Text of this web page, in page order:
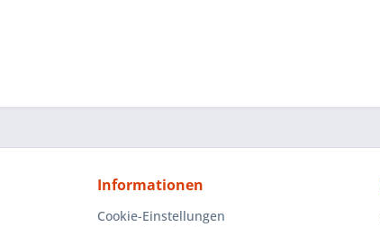
Informationen
Cookie-Einstellungen